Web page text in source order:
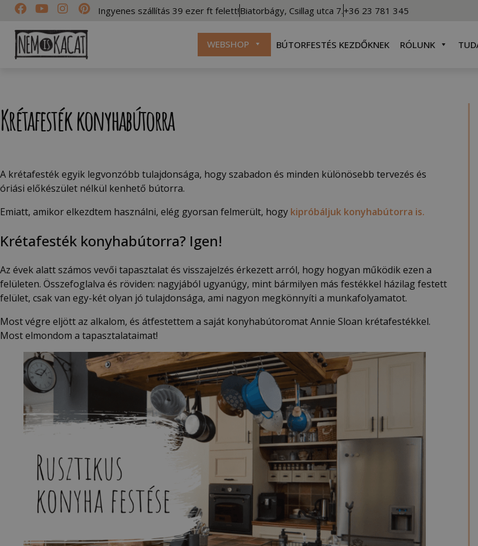
Ingyenes szállítás 39 ezer ft felett!Biatorbágy, Csillag utca 7.+36 23 781 345
WEBSHOP BÚTORFESTÉS KEZDŐKNEK RÓLUNK
Krétafesték konyhabútorra
A krétafesték egyik legvonzóbb tulajdonsága, hogy szabadon és minden különösebb tervezés és
óriási előkészület nélkül kenhető bútorra.
Emiatt, amikor elkezdtem használni, elég gyorsan felmerült, hogy kipróbáljuk konyhabútorra is.
Krétafesték konyhabútorra? Igen!
Az évek alatt számos vevői tapasztalat és visszajelzés érkezett arról, hogy hogyan működik ezen a
felületen. Összefoglalva és röviden: nagyjából ugyanúgy, mint bármilyen más festékkel házilag festett
felület, csak van egy-két olyan jó tulajdonsága, ami nagyon megkönnyíti a munkafolyamatot.
Most végre eljött az alkalom, és átfestettem a saját konyhabútoromat Annie Sloan krétafestékkel.
Most elmondom a tapasztalataimat!